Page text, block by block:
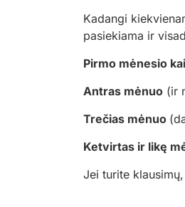
Kadangi
pasiekiama ir
Pirmo mėnesio
Antras mėnuo (ir
Trečias mėnuo
Ketvirtas ir likę
Jei turite